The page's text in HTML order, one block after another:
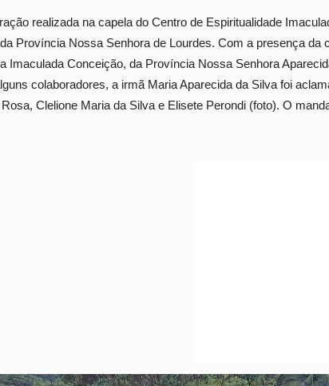
realizada na capela do Centro de Espiritualidade
Província Nossa Senhora de Lourdes. Com a presença da
Imaculada Conceição, da Província Nossa Senhora
colaboradores, a irmã Maria Aparecida da Silva foi
Clelione Maria da Silva e Elisete Perondi (foto). O